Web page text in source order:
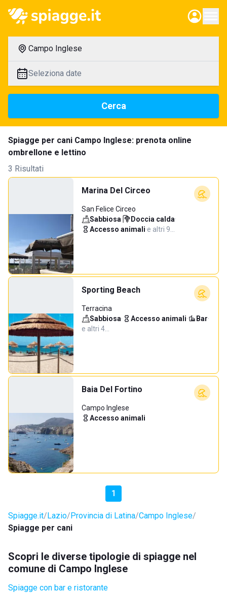
Campo Inglese
Seleziona date
Cerca
Spiagge per cani Campo Inglese: prenota online
ombrellone e lettino
3 Risultati
Marina Del Circeo
San Felice Circeo
Sabbiosa· Doccia calda·
Accesso animali·e altri 9…
Sporting Beach
Terracina
Sabbiosa· Accesso animali· Bar·
e altri 4…
Baia Del Fortino
Campo Inglese
Accesso animali
1
Spiagge.it Lazio Provincia di Latina Campo Inglese
Spiagge per cani
Scopri le diverse tipologie di spiagge nel
comune di Campo Inglese
Spiagge con bar e ristorante